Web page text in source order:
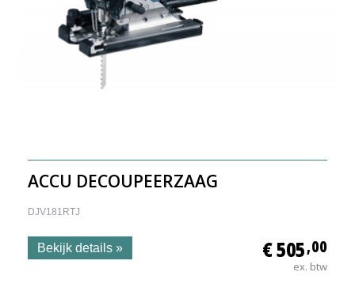
ACCU DECOUPEERZAAG
DJV181RTJ
€ 505,00
ex. btw
Bekijk details »